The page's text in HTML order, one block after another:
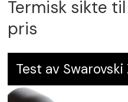
Termisk sikte
pris
Test av